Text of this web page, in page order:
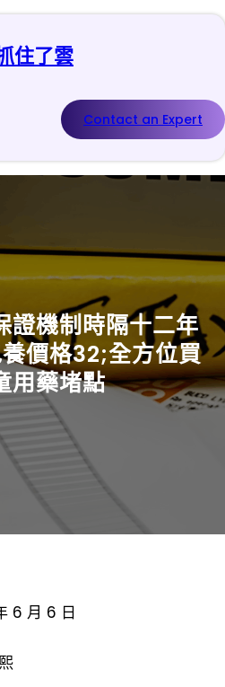
住了雲
Contact an Expert
證機制時隔十二年
價格32;全方位買
用藥堵點
6 月 6 日